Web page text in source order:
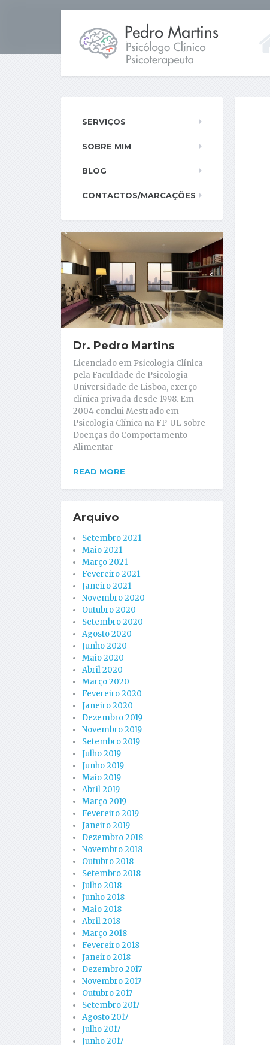
SERVIÇOS
SOBRE MIM
BLOG
CONTACTOS/MARCAÇÕES
Dr. Pedro Martins
Licenciado em Psicologia Clínica
pela Faculdade de Psicologia -
Universidade de Lisboa, exerço
clínica privada desde 1998. Em
2004 conclui Mestrado em
Psicologia Clínica na FP-UL sobre
Doenças do Comportamento
Alimentar
READ MORE
Arquivo
Setembro 2021
Maio 2021
Março 2021
Fevereiro 2021
Janeiro 2021
Novembro 2020
Outubro 2020
Setembro 2020
Agosto 2020
Junho 2020
Maio 2020
Abril 2020
Março 2020
Fevereiro 2020
Janeiro 2020
Dezembro 2019
Novembro 2019
Setembro 2019
Julho 2019
Junho 2019
Maio 2019
Abril 2019
Março 2019
Fevereiro 2019
Janeiro 2019
Dezembro 2018
Novembro 2018
Outubro 2018
Setembro 2018
Julho 2018
Junho 2018
Maio 2018
Abril 2018
Março 2018
Fevereiro 2018
Janeiro 2018
Dezembro 2017
Novembro 2017
Outubro 2017
Setembro 2017
Agosto 2017
Julho 2017
Junho 2017